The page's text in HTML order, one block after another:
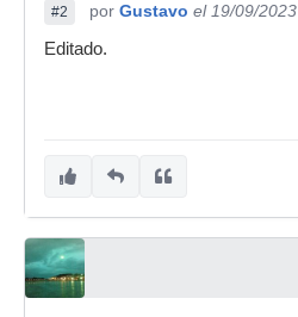
#2 por Gustavo el 19/09/2023
Editado.